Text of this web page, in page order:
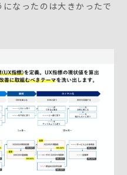
なったのは大きかったで